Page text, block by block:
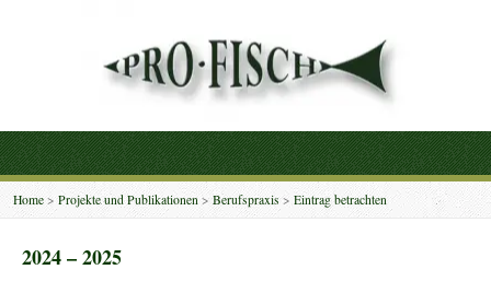
Home >Projekte und Publikationen >Berufspraxis > Eintrag betrachten
2024 – 2025